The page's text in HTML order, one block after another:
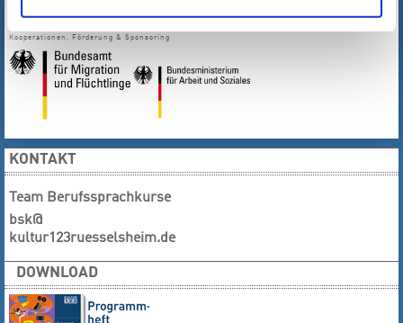
Kooperationen, Förderung & Sponsoring
KONTAKT
Team Berufssprachkurse
bsk@
kultur123ruesselsheim.de
DOWNLOAD